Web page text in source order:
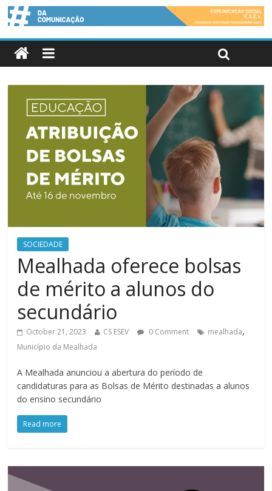
SOCIEDADE
Mealhada oferece bolsas
de mérito a alunos do
secundário
October 21, 2023 CS ESEV 0 Comment mealhada,
Município da Mealhada
A Mealhada anunciou a abertura do período de
candidaturas para as Bolsas de Mérito destinadas a alunos
do ensino secundário
Read more